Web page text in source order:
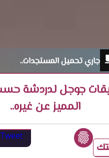
جاري تحميل المستجدات..
المميز عن غيره..
Tweet